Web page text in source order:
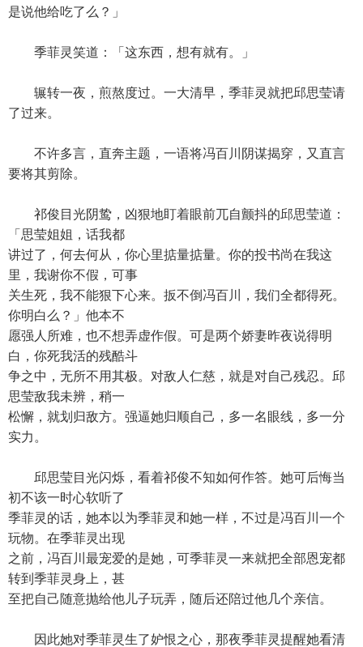
是说他给吃了么？」
季菲灵笑道：「这东西，想有就有。」
辗转一夜，煎熬度过。一大清早，季菲灵就把邱思莹请
了过来。
不许多言，直奔主题，一语将冯百川阴谋揭穿，又直言
要将其剪除。
祁俊目光阴鸷，凶狠地盯着眼前兀自颤抖的邱思莹道：
「思莹姐姐，话我都
讲过了，何去何从，你心里掂量掂量。你的投书尚在我这
里，我谢你不假，可事
关生死，我不能狠下心来。扳不倒冯百川，我们全都得死。
你明白么？」他本不
愿强人所难，也不想弄虚作假。可是两个娇妻昨夜说得明
白，你死我活的残酷斗
争之中，无所不用其极。对敌人仁慈，就是对自己残忍。邱
思莹敌我未辨，稍一
松懈，就划归敌方。强逼她归顺自己，多一名眼线，多一分
实力。
邱思莹目光闪烁，看着祁俊不知如何作答。她可后悔当
初不该一时心软听了
季菲灵的话，她本以为季菲灵和她一样，不过是冯百川一个
玩物。在季菲灵出现
之前，冯百川最宠爱的是她，可季菲灵一来就把全部恩宠都
转到季菲灵身上，甚
至把自己随意抛给他儿子玩弄，随后还陪过他几个亲信。
因此她对季菲灵生了妒恨之心，那夜季菲灵提醒她看清